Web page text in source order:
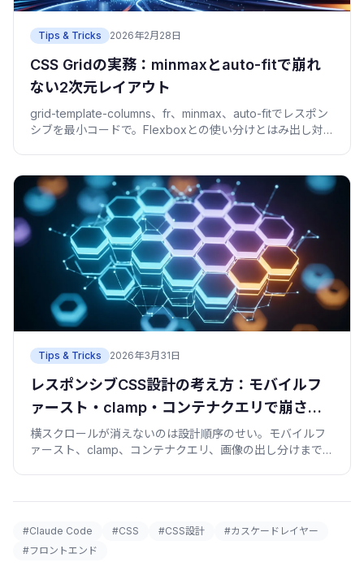
Tips & Tricks 2026年2月28日
CSS Gridの実務：minmaxとauto-fitで崩れ
ない2次元レイアウト
grid-template-columns、fr、minmax、auto-fitでレスポン
シブを最小コードで。Flexboxとの使い分けとはみ出し対
Tips & Tricks 2026年3月31日
レスポンシブCSS設計の考え方：モバイルフ
ァースト・clamp・コンテナクエリで崩さな
い
横スクロールが消えないのは設計順序のせい。モバイルフ
ァースト、clamp、コンテナクエリ、画像の出し分けまで、
#Claude Code #CSS #CSS設計
#カスケードレイヤー
#フロントエンド